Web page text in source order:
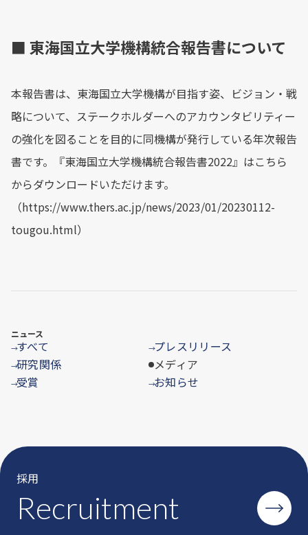
■ 東海国立大学機構統合報告書について
本報告書は、東海国立大学機構が目指す姿、ビジョン・戦
略について、ステークホルダーへのアカウンタビリティー
の強化を図ることを目的に同機構が発行している年次報告
書です。『東海国立大学機構統合報告書2022』はこちら
からダウンロードいただけます。
（https://www.thers.ac.jp/news/2023/01/20230112-
tougou.html）
ニュース
→すべて →プレスリリース
→研究関係 メディア
→受賞 →お知らせ
採用
Recruitment